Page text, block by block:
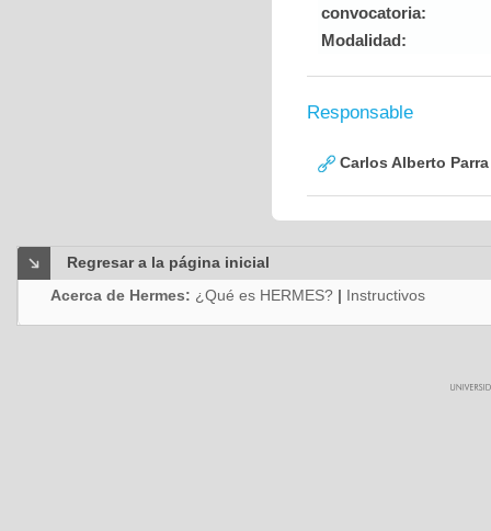
convocatoria:
Modalidad:
Responsable
Carlos Alberto
Regresar a la página inicial
Acerca de Hermes: ¿Qué es HERMES? | Instructivos